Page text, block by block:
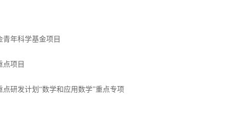
年科学基金项目
点项目
点研发计划 “数学和应用数学”重点专项